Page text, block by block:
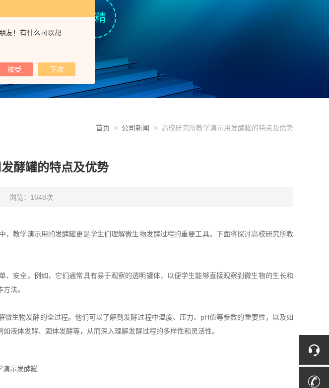
友！有什么可以帮
首页 > 公司新闻 > 高校研究所教学演示用发酵罐的特点及优势
酵罐的特点及优势
浏览：1648次
教学演示用的发酵罐更是学生们理解微生物发酵过程的重要工具。下面将探讨高校研究所教
全。例如，它们通常具有易于观察的透明罐体，以便学生能够直接观察到微生物的生长和
法。
物发酵的全过程。他们可以了解到发酵过程中温度、压力、pH值等参数的重要性，以及如
液体发酵、固体发酵等，从而深入理解发酵过程的多样性和灵活性。